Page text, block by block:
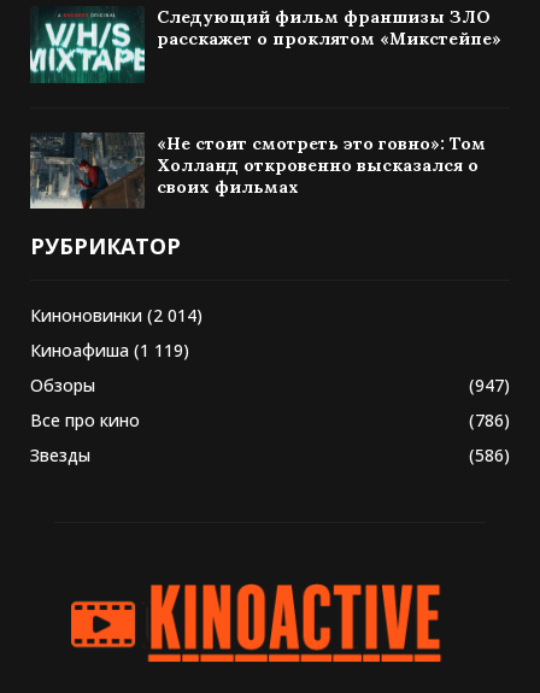
Следующий фильм франшизы ЗЛО
расскажет о проклятом «Микстейпе»
«Не стоит смотреть это говно»: Том
Холланд откровенно высказался о
своих фильмах
РУБРИКАТОР
Киноновинки (2 014)
Киноафиша (1 119)
Обзоры
(947)
Все про кино
(786)
Звезды
(586)